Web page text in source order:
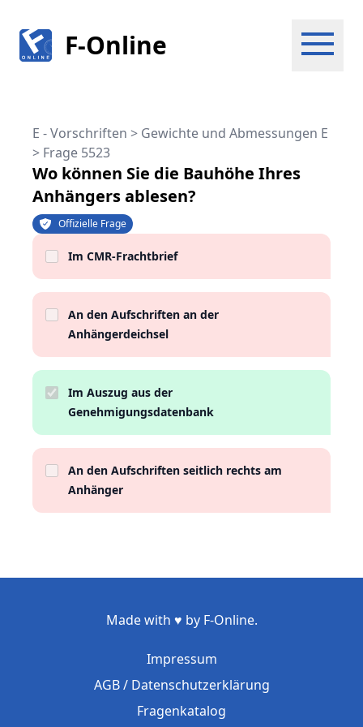
F-Online
E - Vorschriften > Gewichte und Abmessungen E
> Frage 5523
Wo können Sie die Bauhöhe Ihres
Anhängers ablesen?
Offizielle Frage
Im CMR-Frachtbrief
An den Aufschriften an der
Anhängerdeichsel
Im Auszug aus der
Genehmigungsdatenbank
An den Aufschriften seitlich rechts am
Anhänger
Made with ♥ by F-Online.
Impressum
AGB / Datenschutzerklärung
Fragenkatalog